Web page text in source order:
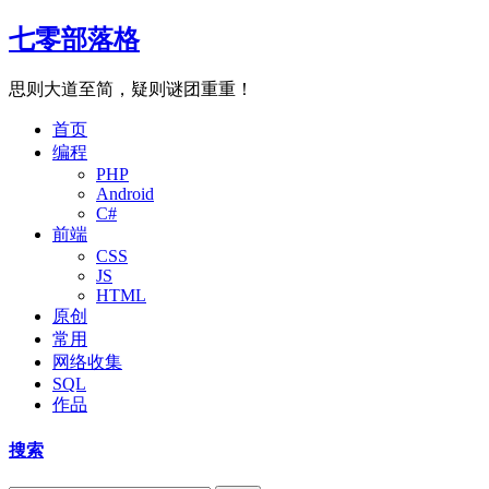
七零部落格
思则大道至简，疑则谜团重重！
首页
编程
PHP
Android
C#
前端
CSS
JS
HTML
原创
常用
网络收集
SQL
作品
搜索